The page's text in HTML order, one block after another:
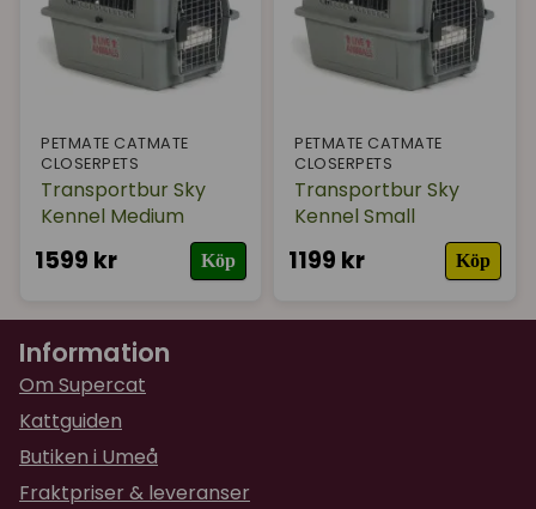
PETMATE CATMATE
CLOSERPETS
Transportbur Sky
Kennel Medium
1599 kr Köp
PETMATE CATMATE
CLOSERPETS
Transportbur Sky
Kennel Small
1199 kr Köp
Information
Om Supercat
Kattguiden
Butiken i Umeå
Fraktpriser & leveranser